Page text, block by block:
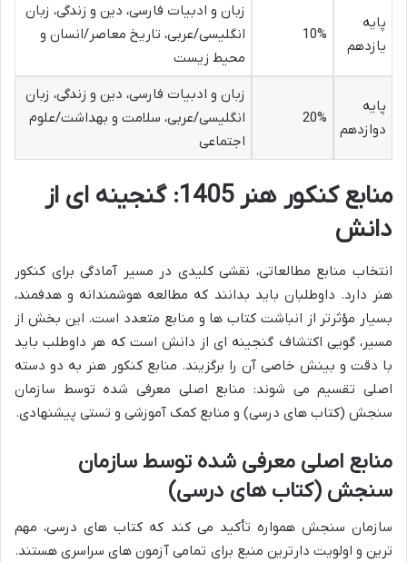
پایه
یازدهم
10%
زبان و ادبیات فارسی، دین و زندگی، زبان
انگلیسی/عربی، تاریخ معاصر/انسان و
محیط زیست
پایه
دوازدهم
20%
زبان و ادبیات فارسی، دین و زندگی، زبان
انگلیسی/عربی، سلامت و بهداشت/علوم
اجتماعی
منابع کنکور هنر 1405: گنجینه ای از
دانش
انتخاب منابع مطالعاتی، نقشی کلیدی در مسیر آمادگی برای کنکور
هنر دارد. داوطلبان باید بدانند که مطالعه هوشمندانه و هدفمند،
بسیار مؤثرتر از انباشت کتاب ها و منابع متعدد است. این بخش از
مسیر، گویی اکتشاف گنجینه ای از دانش است که هر داوطلب باید
با دقت و بینش خاصی آن را برگزیند. منابع کنکور هنر به دو دسته
اصلی تقسیم می شوند: منابع اصلی معرفی شده توسط سازمان
سنجش (کتاب های درسی) و منابع کمک آموزشی و تستی پیشنهادی.
منابع اصلی معرفی شده توسط سازمان
سنجش (کتاب های درسی)
سازمان سنجش همواره تأکید می کند که کتاب های درسی، مهم
ترین و اولویت دارترین منبع برای تمامی آزمون های سراسری هستند.